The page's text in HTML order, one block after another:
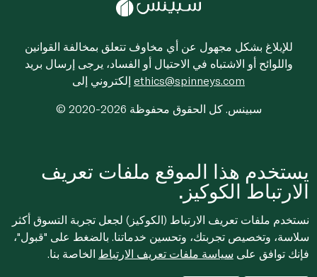
للإبلاغ بشكل مجهول عن أي مخاوف تتعلق بمخالفة القوانين
واللوائح أو الاشتباه في الاحتيال أو الفساد، يرجى إرسال بريد
ethics@spinneys.com
© 2020-2026 سبينس. كل الحقوق محفوظة
يستخدم هذا الموقع ملفات تعريف
الارتباط الكوكيز.
نستخدم ملفات تعريف الارتباط (الكوكيز) لجعل تجربة التسوق أكثر
سلاسة، وتخصيص تجربتك، وتحسين خدماتنا. بالضغط على "قبول"،
فإنك توافق على سياسة ملفات تعريف الارتباط الخاصة بنا.